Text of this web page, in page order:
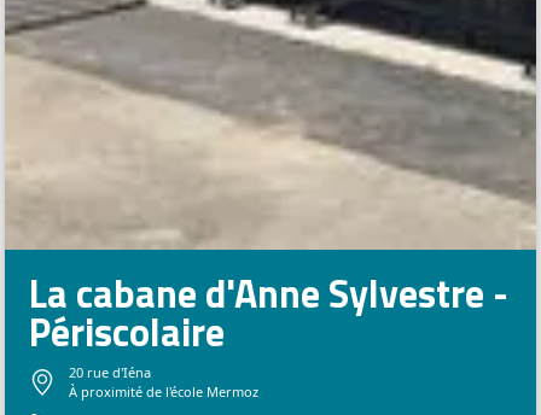
La cabane d'Anne Sylvestre -
Périscolaire
20 rue d'Iéna
À proximité de l'école Mermoz